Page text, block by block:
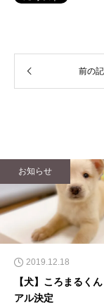
前の
お知らせ
2019.12.18
【犬】ころまるく
アル決定